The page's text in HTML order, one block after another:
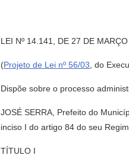
LEI Nº 14.141, DE 27 DE
(Projeto de Lei nº 56/03 , do
Dispõe sobre o processo
JOSÉ SERRA, Prefeito do
inciso I do artigo 84 do seu
TÍTULO I